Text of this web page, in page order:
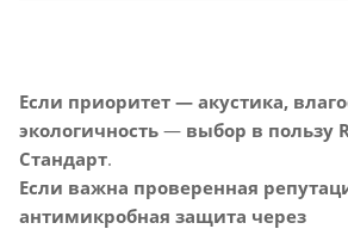
Если приоритет — акустика,
экологичность — выбор в пользу
Стандарт.
Если важна проверенная
антимикробная защита через